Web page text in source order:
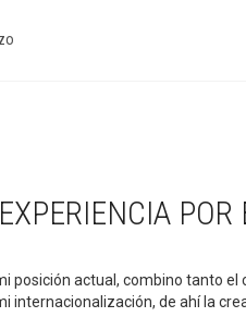
posición actual, combino tanto
internacionalización, de ahí la